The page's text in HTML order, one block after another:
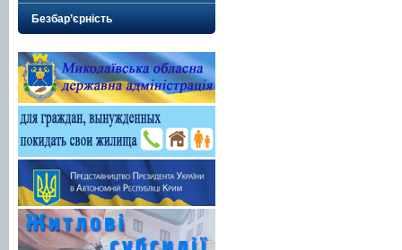
Безбар’єрність